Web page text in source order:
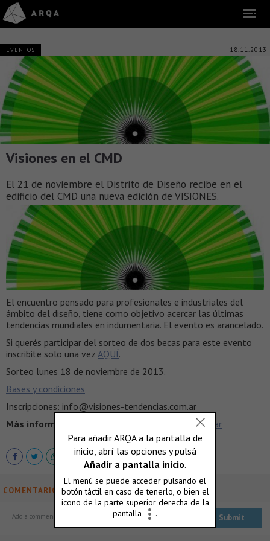
EVENTOS 18.11.2013
Visiones en el CMD
El 21 de noviembre el Distrito de Diseño recibe en el
edificio del CMD una nueva edición de VISIONES.
El encuentro pensado para profesionales e industriales del
ámbito del diseño, tiene como objetivo acercar las últimas
tendencias mundiales en indumentaria. El evento es arancelado.
Si querés participar del sorteo de dos becas para este evento
inscribite solo una vez AQUÍ.
Sorteo lunes 18 de noviembre de 2013.
Bases y condiciones
Inscripciones: info@visiones-tendencias.com.ar
Más información >
www.visiones-tendencias.com.ar
COMENTARIOS